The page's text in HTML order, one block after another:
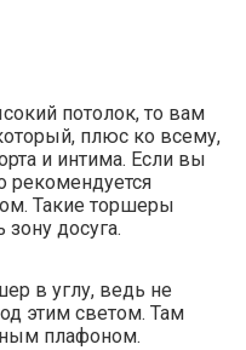
потолок, то вам
плюс ко всему,
и интима. Если вы
рекомендуется
Такие торшеры
досуга.
в углу, ведь не
этим светом. Там
плафоном.